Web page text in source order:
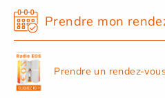
Prendre mon
Prendre un rendez-